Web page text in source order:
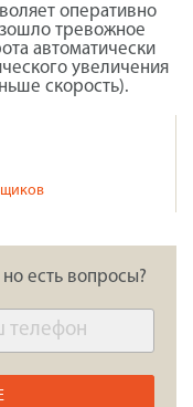
оперативно
тревожное
автоматически
увеличения
скорость).
есть вопросы?